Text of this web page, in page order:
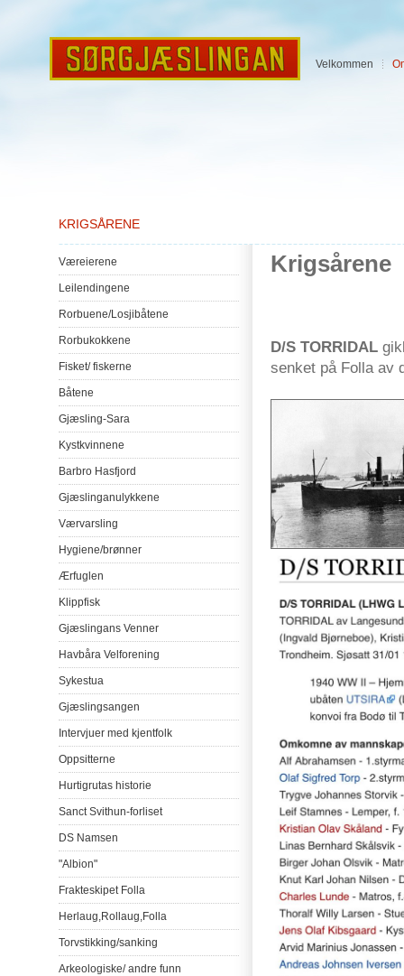
Velkommen
KRIGSÅRENE
Væreierene
Leilendingene
Rorbuene/Losjibåtene
Rorbukokkene
Fisket/fiskerne
Båtene
Gjæsling-Sara
Kystkvinnene
Barbro Hasfjord
Gjæslinganulykkene
Værvarsling
Hygiene/brønner
Ærfuglen
Klippfisk
Gjæslingans Venner
Havbåra Velforening
Sykestua
Gjæslingsangen
Intervjuer med kjentfolk
Oppsitterne
Hurtigrutas historie
Sanct Svithun-forliset
DS Namsen
"Albion"
Frakteskipet Folla
Herlaug,Rollaug,Folla
Torvstikking/sanking
Arkeologiske/andre funn
Krigsårene
D/S TORRIDAL
senket på Folla av